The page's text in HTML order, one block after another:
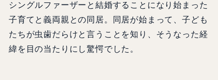
シングルファーザーと結婚することになり始まった
子育てと義両親との同居。同居が始まって、子ども
たちが虫歯だらけと言うことを知り、そうなった経
緯を目の当たりにし驚愕でした。